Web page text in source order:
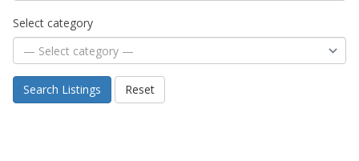
Select category
Search Listings Reset